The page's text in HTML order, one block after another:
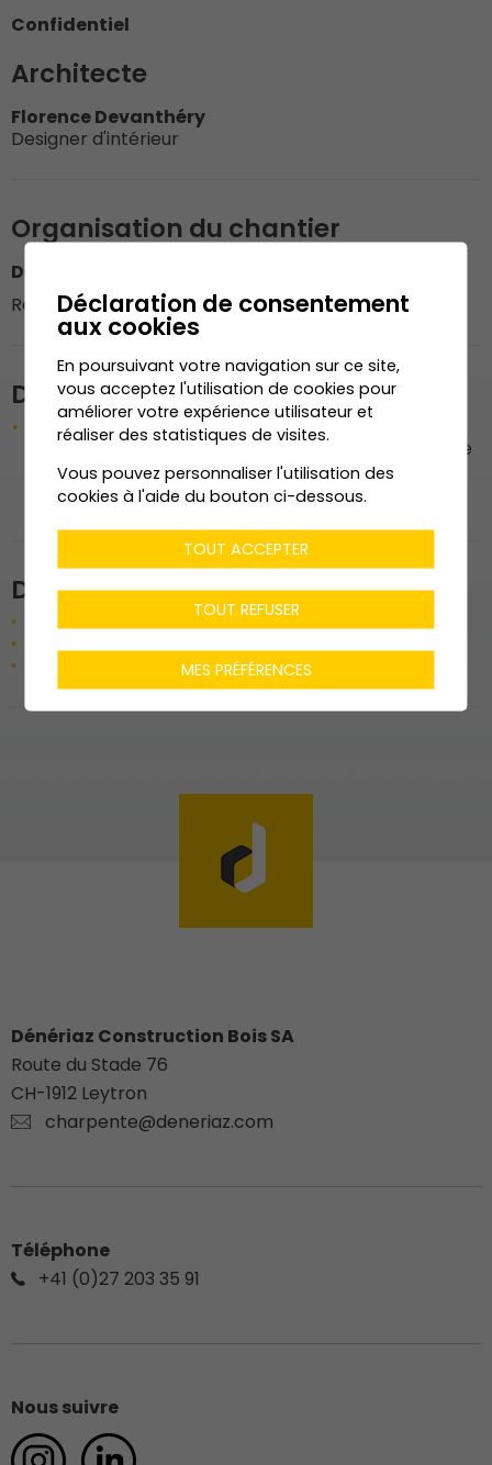
Confidentiel
Architecte
Florence Devanthéry
Designer d'intérieur
Organisation du chantier
Dénériaz Construction Bois SA
Responsable du chantier : M. Marco Monteiro
Description de l'ouvrage
Menuiserie intérieure : penderie entrée, rangement
vide poche, bureau et rangements, meuble salle de
bain enfants, meuble salle de bain parents,
agencement couloir
Données techniques
Bureau en bois chêne
Revêtement mural acoustique WoodUpp
Dénériaz Construction Bois SA
Route du Stade 76
CH-1912 Leytron
charpente@deneriaz.com
Téléphone
+41 (0)27 203 35 91
Nous suivre
Déclaration de consentement
aux cookies
En poursuivant votre navigation sur ce site,
vous acceptez l'utilisation de cookies pour
améliorer votre expérience utilisateur et
réaliser des statistiques de visites.
Vous pouvez personnaliser l'utilisation des
cookies à l'aide du bouton ci-dessous.
TOUT ACCEPTER
TOUT REFUSER
MES PRÉFÉRENCES